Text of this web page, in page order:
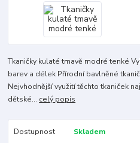
Tkaničky kulaté tmavě modré tenké
barev a délek Přírodní bavlněné
Nejvhodnější využití těchto tkaniček
dětské... celý popis
Dostupnost
Skladem